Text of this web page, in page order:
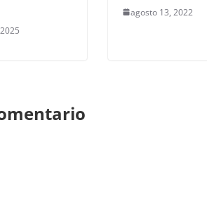
agosto 13, 2022